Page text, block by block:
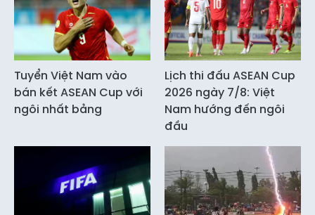
Tuyển Việt Nam vào
bán kết ASEAN Cup với
ngôi nhất bảng
Lịch thi đấu ASEAN Cup
2026 ngày 7/8: Việt
Nam hướng đến ngôi
đầu